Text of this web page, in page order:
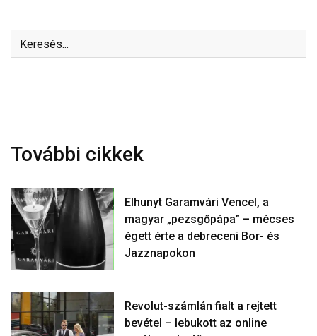
További cikkek
Elhunyt Garamvári Vencel, a
magyar „pezsgőpápa” – mécses
égett érte a debreceni Bor- és
Jazznapokon
Revolut-számlán fialt a rejtett
bevétel – lebukott az online